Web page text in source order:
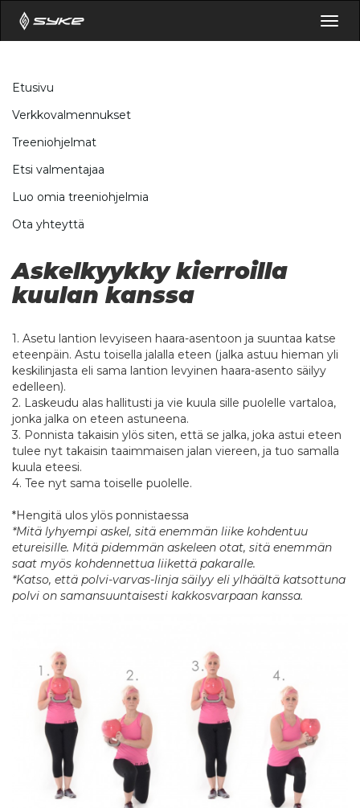
Etusivu
Verkkovalmennukset
Treeniohjelmat
Etsi valmentajaa
Luo omia treeniohjelmia
Ota yhteyttä
Askelkyykky kierroilla
kuulan kanssa
1. Asetu lantion levyiseen haara-asentoon ja suuntaa katse
eteenpäin. Astu toisella jalalla eteen (jalka astuu hieman yli
keskilinjasta eli sama lantion levyinen haara-asento säilyy
edelleen).
2. Laskeudu alas hallitusti ja vie kuula sille puolelle vartaloa,
jonka jalka on eteen astuneena.
3. Ponnista takaisin ylös siten, että se jalka, joka astui eteen
tulee nyt takaisin taaimmaisen jalan viereen, ja tuo samalla
kuula eteesi.
4. Tee nyt sama toiselle puolelle.
*Hengitä ulos ylös ponnistaessa
*Mitä lyhyempi askel, sitä enemmän liike kohdentuu
etureisille. Mitä pidemmän askeleen otat, sitä enemmän
saat myös kohdennettua liikettä pakaralle.
*Katso, että polvi-varvas-linja säilyy eli ylhäältä katsottuna
polvi on samansuuntaisesti kakkosvarpaan kanssa.